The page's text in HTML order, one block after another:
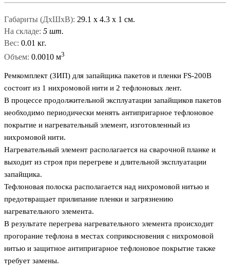
Габариты (ДxШxВ): 29.1 x 4.3 x 1 см.
На складе: 5 шт.
Вес: 0.01 кг.
Объем: 0.0010 м3
Ремкомплект (ЗИП) для запайщика пакетов и пленки FS-200B
состоит из 1 нихромовой нити и 2 тефлоновых лент.
В процессе продолжительной эксплуатации запайщиков пакетов
необходимо периодически менять антипригарное тефлоновое
покрытие и нагревательный элемент, изготовленный из
нихромовой нити.
Нагревательный элемент располагается на сварочной планке и
выходит из строя при перегреве и длительной эксплуатации
запайщика.
Тефлоновая полоска располагается над нихромовой нитью и
предотвращает прилипание пленки и загрязнению
нагревательного элемента.
В результате перегрева нагревательного элемента происходит
прогорание тефлона в местах соприкосновения с нихромовой
нитью и защитное антипригарное тефлоновое покрытие также
требует замены.